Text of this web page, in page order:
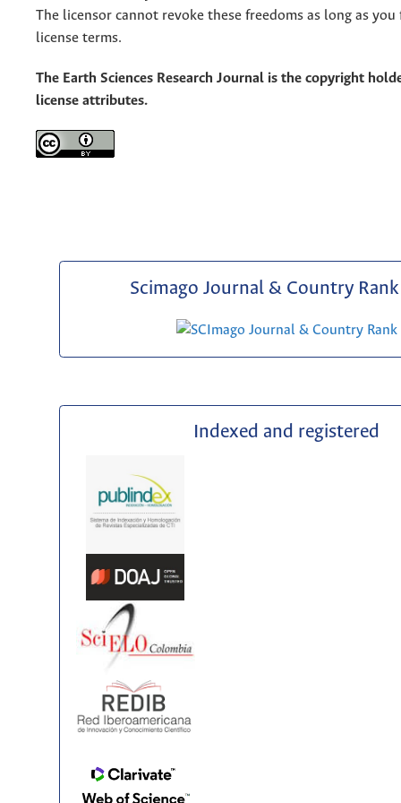
The licensor cannot revoke these freedoms as long as
license terms.
The Earth Sciences Research Journal is the copyright
license attributes.
Scimago Journal & Country Rank
Indexed and registered